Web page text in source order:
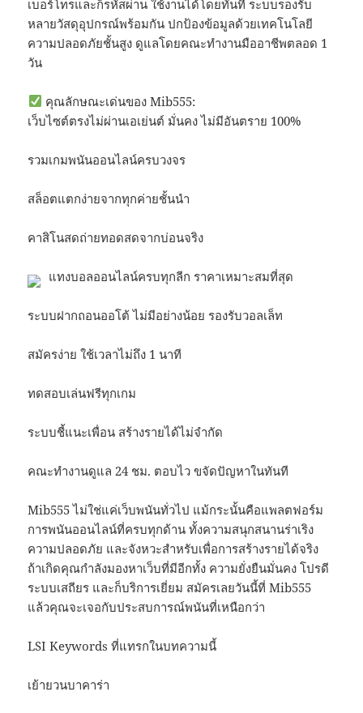
เบอร์โทรและก็รหัสผ่าน ใช้งานได้โดยทันที ระบบรองรับ
หลายวัสดุอุปกรณ์พร้อมกัน ปกป้องข้อมูลด้วยเทคโนโลยี
ความปลอดภัยชั้นสูง ดูแลโดยคณะทำงานมืออาชีพตลอด 1
วัน
คุณลักษณะเด่นของ Mib555:
เว็บไซต์ตรงไม่ผ่านเอเย่นต์ มั่นคง ไม่มีอันตราย 100%
รวมเกมพนันออนไลน์ครบวงจร
สล็อตแตกง่ายจากทุกค่ายชั้นนำ
คาสิโนสดถ่ายทอดสดจากบ่อนจริง
แทงบอลออนไลน์ครบทุกลีก ราคาเหมาะสมที่สุด
ระบบฝากถอนออโต้ ไม่มีอย่างน้อย รองรับวอลเล็ท
สมัครง่าย ใช้เวลาไม่ถึง 1 นาที
ทดสอบเล่นฟรีทุกเกม
ระบบชี้แนะเพื่อน สร้างรายได้ไม่จำกัด
คณะทำงานดูแล 24 ชม. ตอบไว ขจัดปัญหาในทันที
Mib555 ไม่ใช่แค่เว็บพนันทั่วไป แม้กระนั้นคือแพลตฟอร์ม
การพนันออนไลน์ที่ครบทุกด้าน ทั้งความสนุกสนานร่าเริง
ความปลอดภัย และจังหวะสำหรับเพื่อการสร้างรายได้จริง
ถ้าเกิดคุณกำลังมองหาเว็บที่มีอีกทั้ง ความยั่งยืนมั่นคง โปรดี
ระบบเสถียร และก็บริการเยี่ยม สมัครเลยวันนี้ที่ Mib555
แล้วคุณจะเจอกับประสบการณ์พนันที่เหนือกว่า
LSI Keywords ที่แทรกในบทความนี้
เย้ายวนบาคาร่า